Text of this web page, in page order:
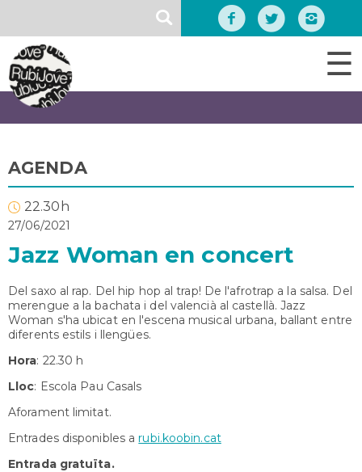
contingut
☰
AGENDA
22.30h
27/06/2021
Jazz Woman en concert
Del saxo al rap. Del hip hop al trap! De l'afrotrap a la salsa. Del
merengue a la bachata i del valencià al castellà. Jazz
Woman s'ha ubicat en l'escena musical urbana, ballant entre
diferents estils i llengües.
Hora: 22.30 h
Lloc: Escola Pau Casals
Aforament limitat.
Entrades disponibles arubi.koobin.cat
Entrada gratuïta.